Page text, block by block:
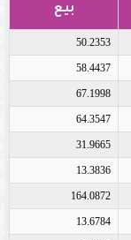
بيع
50.2353
58.4437
67.1998
64.3547
31.9665
13.3836
164.0872
13.6784